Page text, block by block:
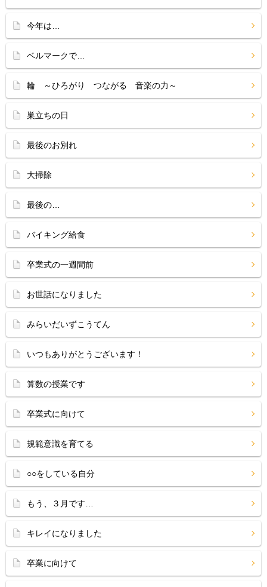
今年は…
ベルマークで…
輪 ～ひろがり つながる 音楽の力～
巣立ちの日
最後のお別れ
大掃除
最後の…
バイキング給食
卒業式の一週間前
お世話になりました
みらいだいずこうてん
いつもありがとうございます！
算数の授業です
卒業式に向けて
規範意識を育てる
○○をしている自分
もう、３月です…
キレイになりました
卒業に向けて